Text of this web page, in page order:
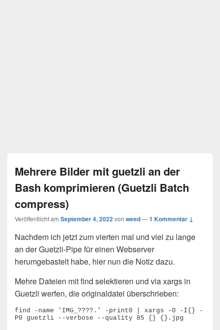
Mehrere Bilder mit guetzli an der
Bash komprimieren (Guetzli Batch
compress)
Veröffentlicht am September 4, 2022von weed—1 Kommentar ↓
Nachdem ich jetzt zum vierten mal und viel zu lange
an der Guetzli-Pipe für einen Webserver
herumgebastelt habe, hier nun die Notiz dazu.
Mehre Dateien mit find selektieren und via xargs in
Guetzli werfen, die originaldatei überschrieben:
find -name 'IMG_????.' -print0 | xargs -0 -I{} -
P0 guetzli --verbose --quality 85 {} {}.jpg